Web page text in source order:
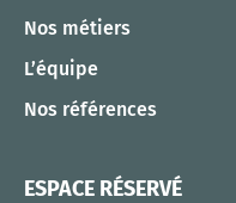
Nos métiers
L’équipe
Nos références
ESPACE RÉSERVÉ